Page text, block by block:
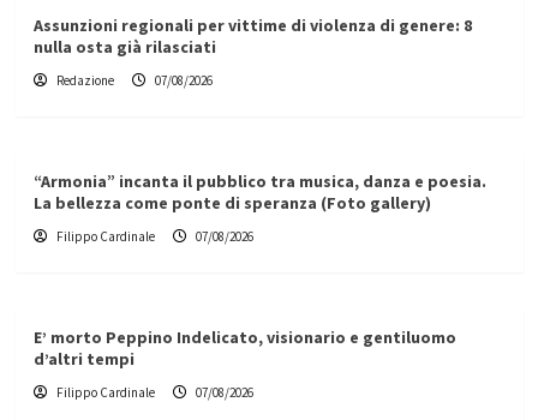
Assunzioni regionali per vittime di violenza di genere: 8
nulla osta già rilasciati
Redazione 07/08/2026
“Armonia” incanta il pubblico tra musica, danza e poesia.
La bellezza come ponte di speranza (Foto gallery)
Filippo Cardinale 07/08/2026
E’ morto Peppino Indelicato, visionario e gentiluomo
d’altri tempi
Filippo Cardinale 07/08/2026